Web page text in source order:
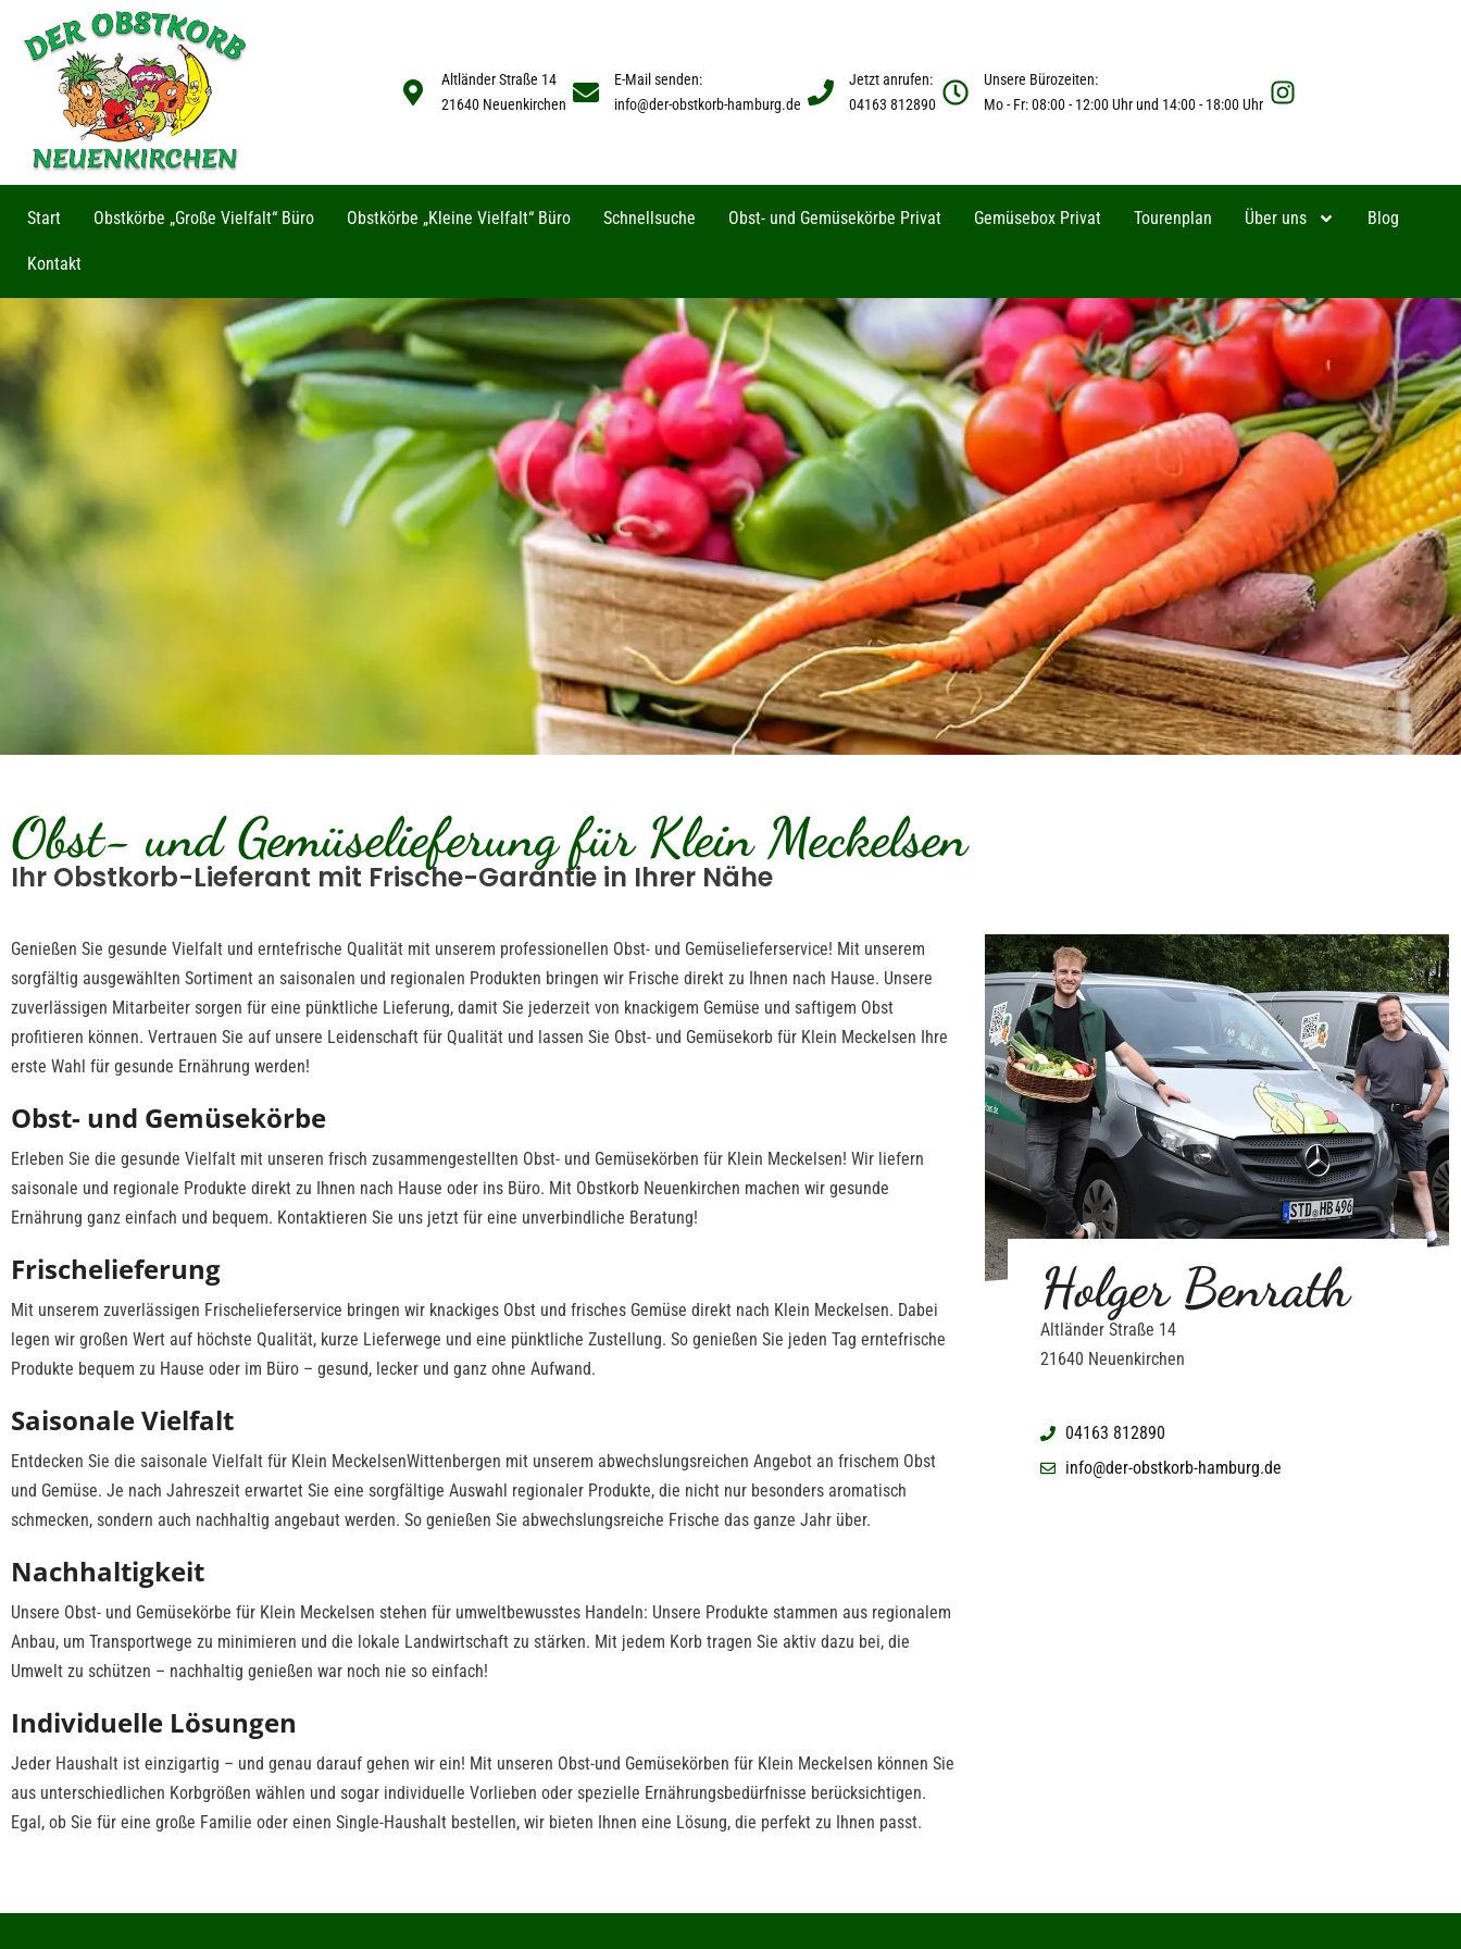
Altländer Straße 14
21640 Neuenkirchen
E-Mail senden:
info@der-obstkorb-hamburg.de
Jetzt anrufen:
04163 812890
Unsere Bürozeiten:
Mo - Fr: 08:00 - 12:00 Uhr und 14:00 - 18:00 Uhr
Start Obstkörbe „Große Vielfalt“ Büro Obstkörbe „Kleine Vielfalt“ Büro Schnellsuche Obst- und Gemüsekörbe Privat Gemüsebox Privat Tourenplan Über uns Blog
Kontakt
Obst- und Gemüselieferung für Klein Meckelsen
Ihr Obstkorb-Lieferant mit Frische-Garantie in Ihrer Nähe
Genießen Sie gesunde Vielfalt und erntefrische Qualität mit unserem professionellen Obst- und Gemüselieferservice! Mit unserem
sorgfältig ausgewählten Sortiment an saisonalen und regionalen Produkten bringen wir Frische direkt zu Ihnen nach Hause. Unsere
zuverlässigen Mitarbeiter sorgen für eine pünktliche Lieferung, damit Sie jederzeit von knackigem Gemüse und saftigem Obst
profitieren können. Vertrauen Sie auf unsere Leidenschaft für Qualität und lassen Sie Obst- und Gemüsekorb für Klein Meckelsen Ihre
erste Wahl für gesunde Ernährung werden!
Obst- und Gemüsekörbe
Erleben Sie die gesunde Vielfalt mit unseren frisch zusammengestellten Obst- und Gemüsekörben für Klein Meckelsen! Wir liefern
saisonale und regionale Produkte direkt zu Ihnen nach Hause oder ins Büro. Mit Obstkorb Neuenkirchen machen wir gesunde
Ernährung ganz einfach und bequem. Kontaktieren Sie uns jetzt für eine unverbindliche Beratung!
Frischelieferung
Mit unserem zuverlässigen Frischelieferservice bringen wir knackiges Obst und frisches Gemüse direkt nach Klein Meckelsen. Dabei
legen wir großen Wert auf höchste Qualität, kurze Lieferwege und eine pünktliche Zustellung. So genießen Sie jeden Tag erntefrische
Produkte bequem zu Hause oder im Büro – gesund, lecker und ganz ohne Aufwand.
Saisonale Vielfalt
Entdecken Sie die saisonale Vielfalt für Klein MeckelsenWittenbergen mit unserem abwechslungsreichen Angebot an frischem Obst
und Gemüse. Je nach Jahreszeit erwartet Sie eine sorgfältige Auswahl regionaler Produkte, die nicht nur besonders aromatisch
schmecken, sondern auch nachhaltig angebaut werden. So genießen Sie abwechslungsreiche Frische das ganze Jahr über.
Nachhaltigkeit
Unsere Obst- und Gemüsekörbe für Klein Meckelsen stehen für umweltbewusstes Handeln: Unsere Produkte stammen aus regionalem
Anbau, um Transportwege zu minimieren und die lokale Landwirtschaft zu stärken. Mit jedem Korb tragen Sie aktiv dazu bei, die
Umwelt zu schützen – nachhaltig genießen war noch nie so einfach!
Individuelle Lösungen
Jeder Haushalt ist einzigartig – und genau darauf gehen wir ein! Mit unseren Obst-und Gemüsekörben für Klein Meckelsen können Sie
aus unterschiedlichen Korbgrößen wählen und sogar individuelle Vorlieben oder spezielle Ernährungsbedürfnisse berücksichtigen.
Egal, ob Sie für eine große Familie oder einen Single-Haushalt bestellen, wir bieten Ihnen eine Lösung, die perfekt zu Ihnen passt.
Holger Benrath
Altländer Straße 14
21640 Neuenkirchen
04163 812890
info@der-obstkorb-hamburg.de